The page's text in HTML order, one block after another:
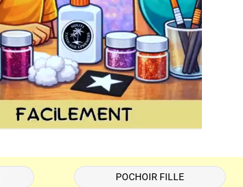
POCHOIR FILLE